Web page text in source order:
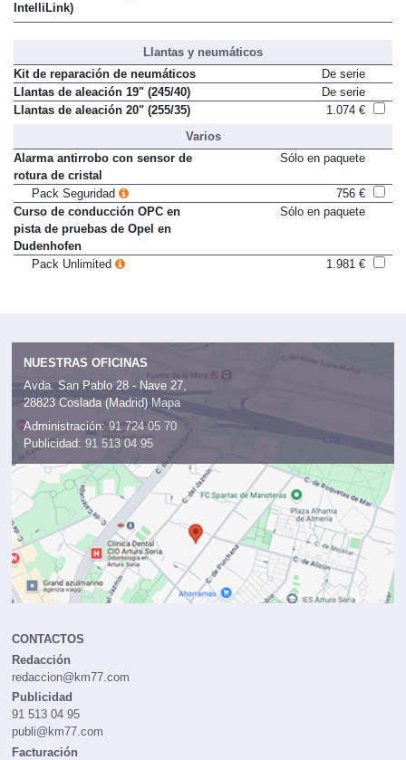
IntelliLink)
Llantas y neumáticos
Kit de reparación de neumáticos
De serie
Llantas de aleación 19" (245/40)
De serie
Llantas de aleación 20" (255/35)
1.074 €
Varios
Alarma antirrobo con sensor de
rotura de cristal
Sólo en paquete
Pack Seguridad
756 €
Curso de conducción OPC en
pista de pruebas de Opel en
Dudenhofen
Sólo en paquete
Pack Unlimited 1.981 €
NUESTRAS OFICINAS
Avda. San Pablo 28 - Nave 27,
28823 Coslada (Madrid) Mapa
Administración: 91 724 05 70
Publicidad: 91 513 04 95
CONTACTOS
Redacción
redaccion@km77.com
Publicidad
91 513 04 95
publi@km77.com
Facturación